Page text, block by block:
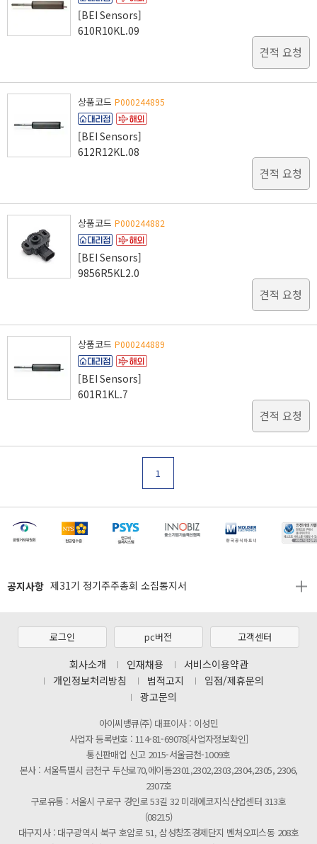
[BEI Sensors]
610R10KL.09
견적 요청
상품코드 P000244895
[BEI Sensors]
612R12KL.08
견적 요청
상품코드 P000244882
[BEI Sensors]
9856R5KL2.0
견적 요청
상품코드 P000244889
[BEI Sensors]
601R1KL.7
견적 요청
1
공지사항
[마일리지 적립 및 사용 정책 개편 안내]
제31기 정기주주총회 소집통지서
[2026년 8월 신용카드 무이자 행사 안내]
제31기 정기주주총회 소집통지서
[마일리지 적립 및 사용 정책 개편 안내]
로그인 pc버전 고객센터
회사소개 인재채용
서비스이용약관
개인정보처리방침
법적고지
입점/제휴문의
광고문의
아이씨뱅큐(주) 대표이사 : 이성민
사업자 등록번호 : 114-81-69078[사업자정보확인]
통신판매업 신고 2015-서울금천-1009호
본사 : 서울특별시 금천구 두산로70,에이동2301,2302,2303,2304,2305, 2306,
2307호
구로유통 : 서울시 구로구 경인로 53길 32 미래에코지식산업센터 313호
(08215)
대구지사 : 대구광역시 북구 호암로 51, 삼성창조경제단지 벤처오피스동 208호